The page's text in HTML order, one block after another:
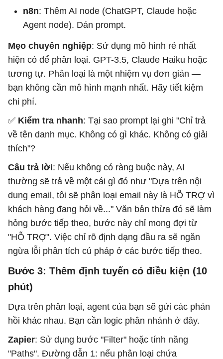
n8n: Thêm AI node (ChatGPT, Claude hoặc
Agent node). Dán prompt.
Mẹo chuyên nghiệp: Sử dụng mô hình rẻ nhất
hiện có để phân loại. GPT-3.5, Claude Haiku hoặc
tương tự. Phân loại là một nhiệm vụ đơn giản —
bạn không cần mô hình mạnh nhất. Hãy tiết kiệm
chi phí.
✅ Kiểm tra nhanh: Tại sao prompt lại ghi "Chỉ trả
về tên danh mục. Không có gì khác. Không có giải
thích"?
Câu trả lời: Nếu không có ràng buộc này, AI
thường sẽ trả về một cái gì đó như "Dựa trên nội
dung email, tôi sẽ phân loại email này là HỖ TRỢ vì
khách hàng đang hỏi về..." Văn bản thừa đó sẽ làm
hỏng bước tiếp theo, bước này chỉ mong đợi từ
"HỖ TRỢ". Việc chỉ rõ định dạng đầu ra sẽ ngăn
ngừa lỗi phân tích cú pháp ở các bước tiếp theo.
Bước 3: Thêm định tuyến có điều kiện (10
phút)
Dựa trên phân loại, agent của bạn sẽ gửi các phản
hồi khác nhau. Bạn cần logic phân nhánh ở đây.
Zapier: Sử dụng bước "Filter" hoặc tính năng
"Paths". Đường dẫn 1: nếu phân loại chứa